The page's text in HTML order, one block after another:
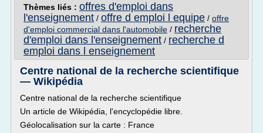
Thèmes liés : offres d'emploi dans
l'enseignement / offre d emploi l equipe / offre
d'emploi commercial dans l'automobile / recherche
d'emploi dans l'enseignement / recherche d
emploi dans l enseignement
Centre national de la recherche scientifique
— Wikipédia
Centre national de la recherche scientifique
Un article de Wikipédia, l'encyclopédie libre.
Géolocalisation sur la carte : France